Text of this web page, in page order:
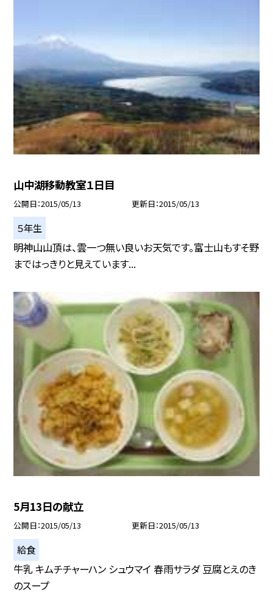
山中湖移動教室１日目
公開日 2015/05/13 更新日 2015/05/13
５年生
明神山山頂は、雲一つ無い良いお天気です。富士山もすそ野
まではっきりと見えています...
5月13日の献立
公開日 2015/05/13 更新日 2015/05/13
給食
牛乳 キムチチャーハン シュウマイ 春雨サラダ 豆腐とえのき
のスープ